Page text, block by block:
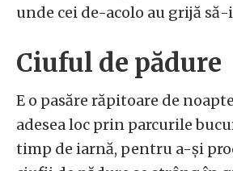
unde cei de-acolo au grijă să-i
Ciuful de pădure
E o pasăre răpitoare de
adesea loc prin parcurile
timp de iarnă, pentru a-și